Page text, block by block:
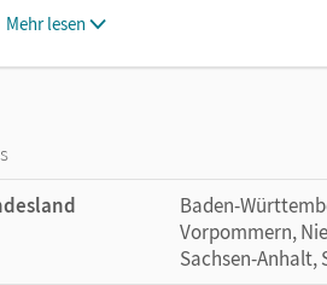
Mehr lesen
Baden-
Vorpommern,
Sachsen-Anhalt,